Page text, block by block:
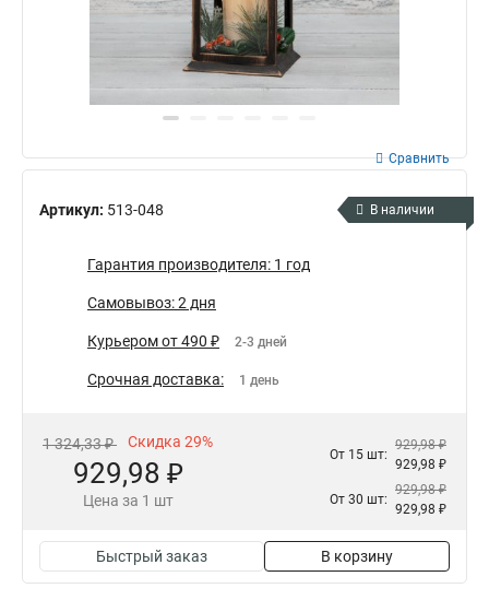
Артикул: 513-048
Сравнить
В наличии
Гарантия производителя: 1 год
Самовывоз: 2 дня
Курьером от 490 ₽ 2-3 дней
Срочная доставка: 1 день
1 324,33 ₽ Скидка 29%
929,98 ₽
Цена за 1 шт
От 15 шт:
929,98 ₽
929,98 ₽
От 30 шт:
929,98 ₽
929,98 ₽
Быстрый заказ В корзину